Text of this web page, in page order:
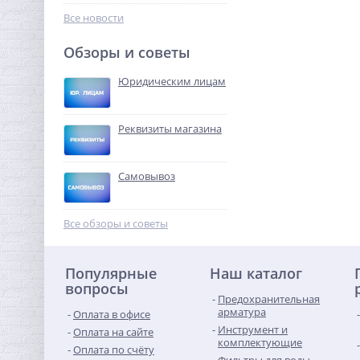
589,44
Предохранительный
клапан 1/2 x3/4 ROMMER
для систем водоснабжения
1 012,00 руб.
-68%
Все новости
Обзоры и советы
Юридическим лицам
Реквизиты магазина
Самовывоз
Все обзоры и советы
Популярные
вопросы
Оплата в офисе
Оплата на сайте
Оплата по счёту
Наш каталог
Предохранительная
арматура
Инструмент и
комплектующие